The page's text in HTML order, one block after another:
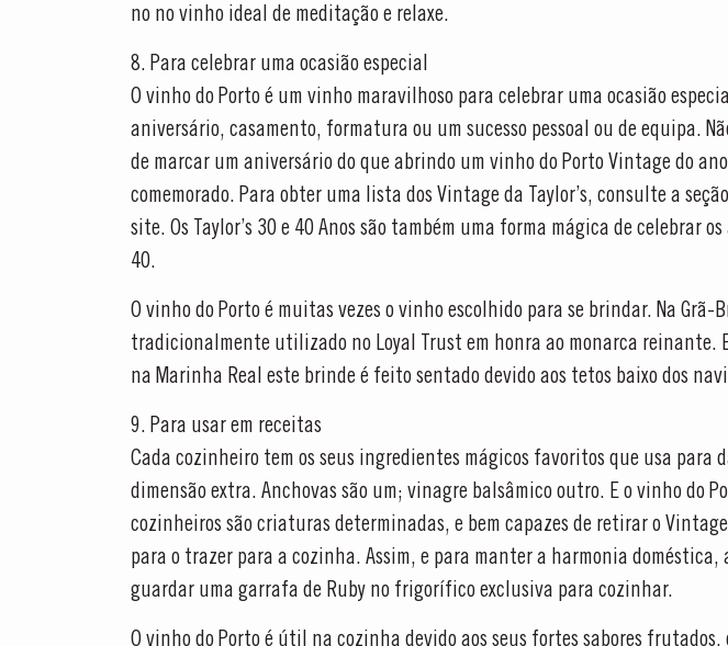
no no vinho ideal de meditação e relaxe.
8. Para celebrar uma ocasião especial
O vinho do Porto é um vinho maravilhoso para celebrar uma ocasião
aniversário, casamento, formatura ou um sucesso pessoal ou de equipa.
de marcar um aniversário do que abrindo um vinho do Porto Vintage do
comemorado. Para obter uma lista dos Vintage da Taylor’s, consulte a
site. Os Taylor’s 30 e 40 Anos são também uma forma mágica de celebrar
40.
O vinho do Porto é muitas vezes o vinho escolhido para se brindar. Na Grã-
tradicionalmente utilizado no Loyal Trust em honra ao monarca reinante.
na Marinha Real este brinde é feito sentado devido aos tetos baixo dos
9. Para usar em receitas
Cada cozinheiro tem os seus ingredientes mágicos favoritos que usa para
dimensão extra. Anchovas são um; vinagre balsâmico outro. E o vinho do
cozinheiros são criaturas determinadas, e bem capazes de retirar o
para o trazer para a cozinha. Assim, e para manter a harmonia doméstica,
guardar uma garrafa de Ruby no frigorífico exclusiva para cozinhar.
O vinho do Porto é útil na cozinha devido aos seus fortes sabores frutados,